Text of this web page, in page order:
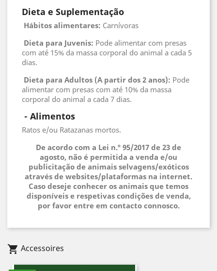
Dieta e Suplementação
Hábitos alimentares: Carnívoras
Dieta para Juvenis: Pode alimentar com presas
com até 15% da massa corporal do animal a cada 5
dias.
Dieta para Adultos (A partir dos 2 anos): Pode
alimentar com presas com até 10% da massa
corporal do animal a cada 7 dias.
- Alimentos
Ratos e/ou Ratazanas mortos.
De acordo com a Lei n.º 95/2017 de 23 de
agosto, não é permitida a venda e/ou
publicitação de animais selvagens/exóticos
através de websites/plataformas na internet.
Caso deseje conhecer os animais que temos
disponíveis e respetivas condições de venda,
por favor entre em contacto connosco.
shopping_cart Accessoires